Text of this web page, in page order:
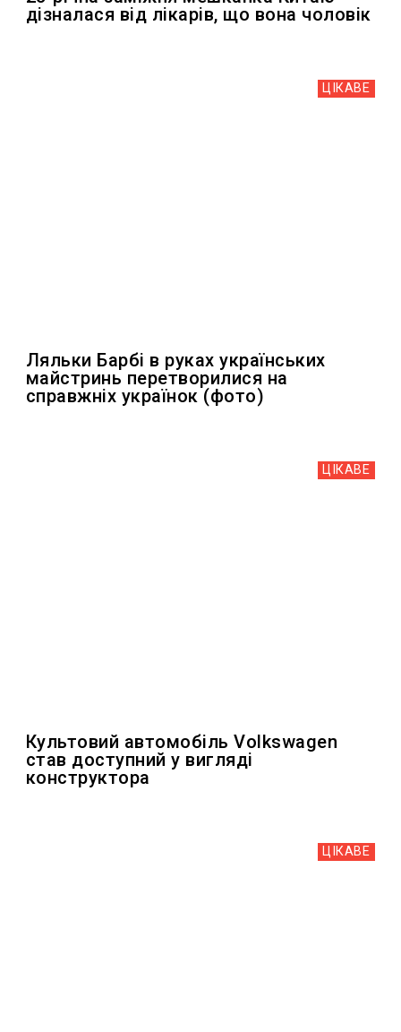
дізналася від лікарів, що вона чоловік
ЦІКАВЕ
Ляльки Барбі в руках українських
майстринь перетворилися на
справжніх українок (фото)
ЦІКАВЕ
Культовий автомобіль Volkswagen
став доступний у вигляді
конструктора
ЦІКАВЕ